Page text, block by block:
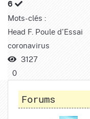
6
Mots-clés :
Head F. Poule d'Essai
coronavirus
3127
0
Forums